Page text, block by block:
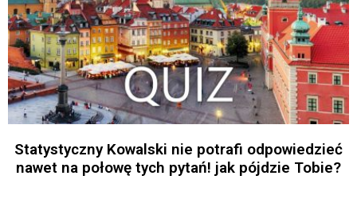
Statystyczny Kowalski nie potrafi odpowiedzieć
nawet na połowę tych pytań! jak pójdzie Tobie?